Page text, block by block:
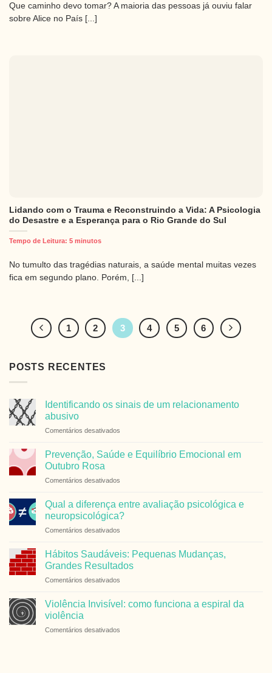
Que caminho devo tomar? A maioria das pessoas já ouviu falar
sobre Alice no País [...]
Lidando com o Trauma e Reconstruindo a Vida: A Psicologia
do Desastre e a Esperança para o Rio Grande do Sul
Tempo de Leitura: 5 minutos
No tumulto das tragédias naturais, a saúde mental muitas vezes
fica em segundo plano. Porém, [...]
1 2 3 4 5 6
POSTS RECENTES
Identificando os sinais de um relacionamento
abusivo
Comentários desativados
abusivo
Prevenção, Saúde e Equilíbrio Emocional em
Outubro Rosa
Comentários desativados
Saúde
e
Equilíbrio
Outubro
Rosa
Qual a diferença entre avaliação psicológica e
neuropsicológica?
Comentários desativados
a
diferença
entre
e
Hábitos Saudáveis: Pequenas Mudanças,
Grandes Resultados
Comentários desativados
Saudáveis:
Violência Invisível: como funciona a espiral da
violência
Comentários desativados